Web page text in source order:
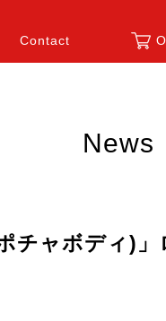
Contact
News
チャボディ)